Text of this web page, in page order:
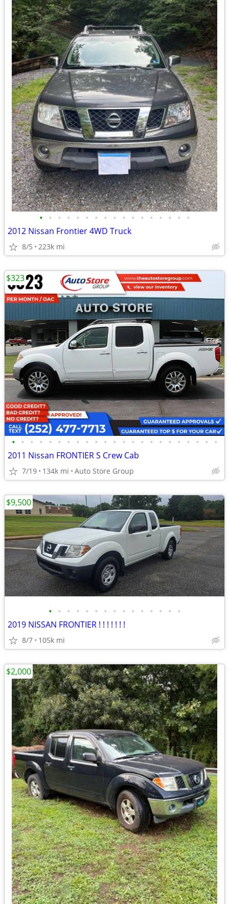
• • • • • • • • • • • • • • • • •
2012 Nissan Frontier 4WD Truck
8/5 223k mi
• • • • • • • • • • • • • • • • • • • • • • •
2011 Nissan FRONTIER S Crew Cab
7/19 134k mi Auto Store Group
$323
• • • • • • • • • • • • • • •
2019 NISSAN FRONTIER ! ! ! ! ! ! !
8/7 105k mi
$9,500
$2,000